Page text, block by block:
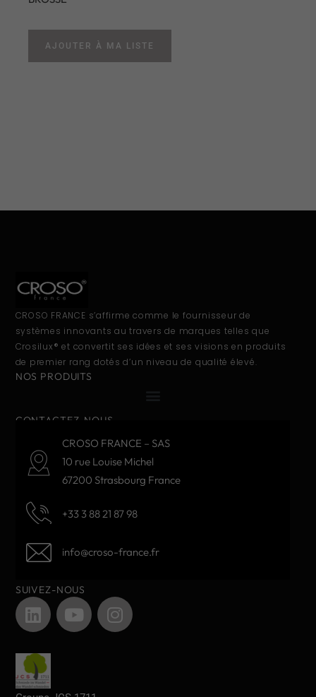
AJOUTER À MA LISTE
CROSO FRANCE s’affirme comme le fournisseur de
systèmes innovants au travers de marques telles que
Crosilux® et convertit ses idées et ses visions en produits
de premier rang dotés d’un niveau de qualité élevé.
NOS PRODUITS
CONTACTEZ-NOUS
CROSO FRANCE – SAS
10 rue Louise Michel
67200 Strasbourg France
+33 3 88 21 87 98
info@croso-france.fr
SUIVEZ-NOUS